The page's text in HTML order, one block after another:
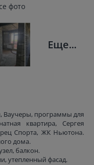
фото
Еще...
Ваучеры, программы для
квартира, Сергея
Спорта, ЖК Ньютона.
дома.
балкон.
утепленный фасад.